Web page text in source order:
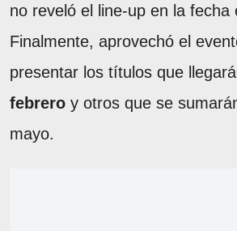
no reveló el line-up en la fecha
Finalmente, aprovechó el
presentar los títulos que
febrero y otros que se
mayo.